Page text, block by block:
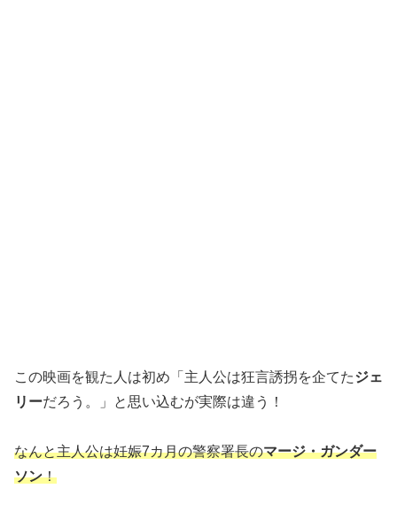
この映画を観た人は初め「主人公は狂言誘拐を企てたジェ
リーだろう。」と思い込むが実際は違う！
なんと主人公は妊娠7カ月の警察署長のマージ・ガンダー
ソン！